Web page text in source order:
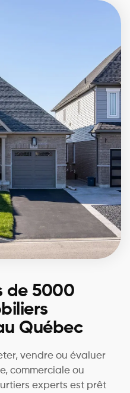
de 5000
Québec
vendre ou évaluer
commerciale ou
experts est prêt